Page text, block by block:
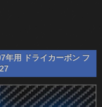
年用 ドライカーボン フ